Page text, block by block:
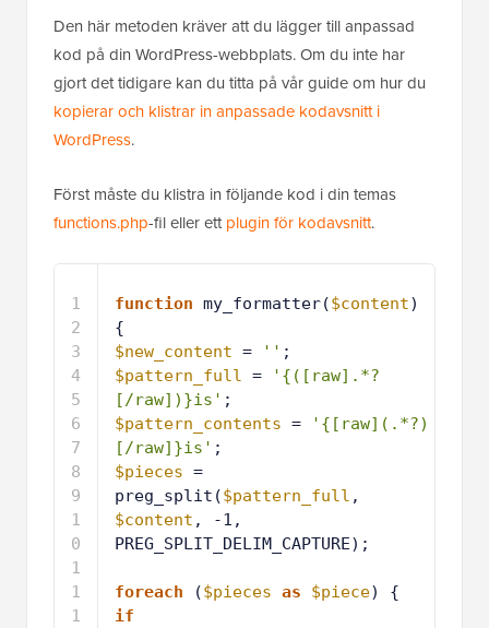
Den här metoden kräver att du lägger till anpassad
kod på din WordPress-webbplats. Om du inte har
gjort det tidigare kan du titta på vår guide om hur du
kopierar och klistrar in anpassade kodavsnitt i
WordPress.
Först måste du klistra in följande kod i din temas
functions.php-fil eller ettplugin för kodavsnitt.
1
2
3
4
5
6
7
8
function my_formatter($content)
{
$new_content = '' ;
$pattern_full =
'{([raw].*?
[/raw])}is' ;
$pattern_contents =
'{[raw](.*?)
[/raw]}is' ;
$pieces =
preg_split($pattern_full
$content , -1,
PREG_SPLIT_DELIM_CAPTURE);
foreach ($pieces as $piece) {
if